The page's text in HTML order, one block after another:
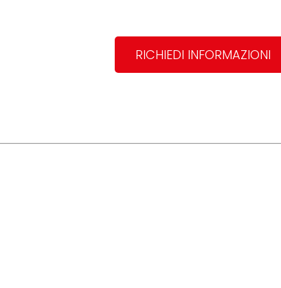
RICHIEDI INFORMAZIONI